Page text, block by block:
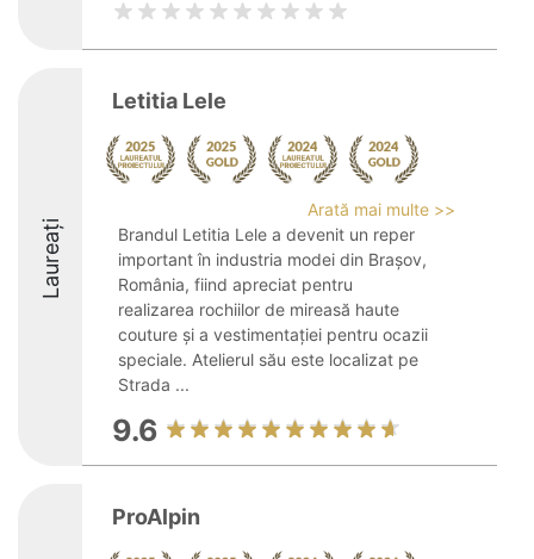
Laureați
Letitia Lele
Arată mai multe >>
Brandul Letitia Lele a devenit un reper
important în industria modei din Brașov,
România, fiind apreciat pentru
realizarea rochiilor de mireasă haute
couture și a vestimentației pentru ocazii
speciale. Atelierul său este localizat pe
Strada ...
9.6
ProAlpin